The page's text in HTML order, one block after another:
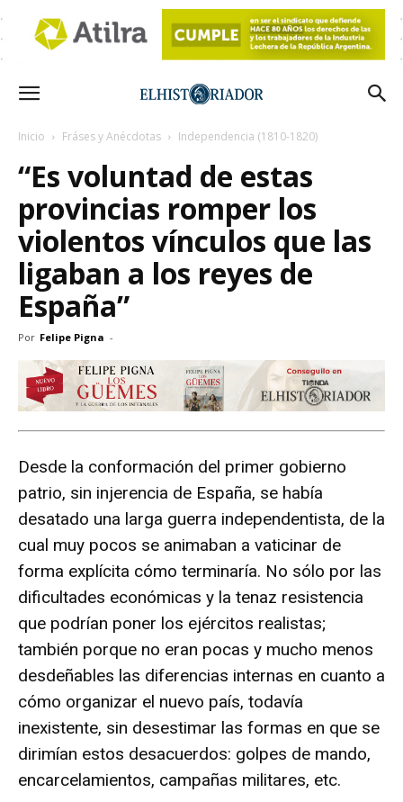
Inicio Fráses y Anécdotas Independencia (1810-1820)
“Es voluntad de estas
provincias romper los
violentos vínculos que las
ligaban a los reyes de
España”
Por Felipe Pigna -
Desde la conformación del primer gobierno
patrio, sin injerencia de España, se había
desatado una larga guerra independentista, de la
cual muy pocos se animaban a vaticinar de
forma explícita cómo terminaría. No sólo por las
dificultades económicas y la tenaz resistencia
que podrían poner los ejércitos realistas;
también porque no eran pocas y mucho menos
desdeñables las diferencias internas en cuanto a
cómo organizar el nuevo país, todavía
inexistente, sin desestimar las formas en que se
dirimían estos desacuerdos: golpes de mando,
encarcelamientos, campañas militares, etc.